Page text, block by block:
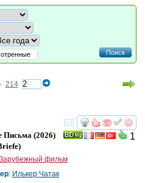
Поиск
214
смотреть
1
Письма (2026)
)
фильм
: Илькер Чатак